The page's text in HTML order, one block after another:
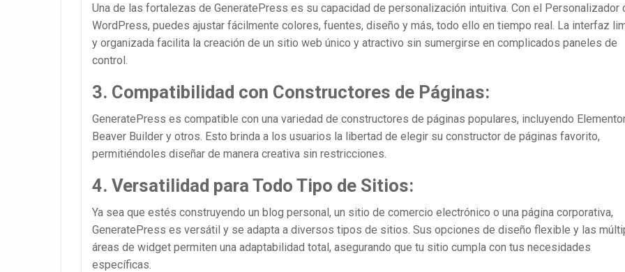
Una de las fortalezas de GeneratePress es su capacidad de personalización intuitiva. Con el Personalizador
WordPress, puedes ajustar fácilmente colores, fuentes, diseño y más, todo ello en tiempo real. La interfaz
y organizada facilita la creación de un sitio web único y atractivo sin sumergirse en complicados paneles de
control.
3. Compatibilidad con Constructores de Páginas:
GeneratePress es compatible con una variedad de constructores de páginas populares, incluyendo
Beaver Builder y otros. Esto brinda a los usuarios la libertad de elegir su constructor de páginas favorito,
permitiéndoles diseñar de manera creativa sin restricciones.
4. Versatilidad para Todo Tipo de Sitios:
Ya sea que estés construyendo un blog personal, un sitio de comercio electrónico o una página corporativa,
GeneratePress es versátil y se adapta a diversos tipos de sitios. Sus opciones de diseño flexible y las
áreas de widget permiten una adaptabilidad total, asegurando que tu sitio cumpla con tus necesidades
específicas.